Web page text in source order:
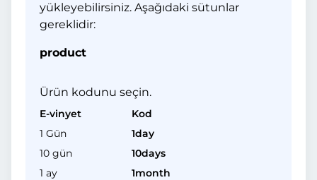
yükleyebilirsiniz. Aşağıdaki sütunlar
gereklidir:
product
Ürün kodunu seçin.
E-vinyet
Kod
1 Gün
1day
10 gün
10days
1 ay
1month